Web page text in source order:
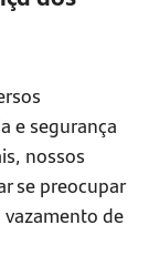
e segurança
nossos
se preocupar
vazamento de